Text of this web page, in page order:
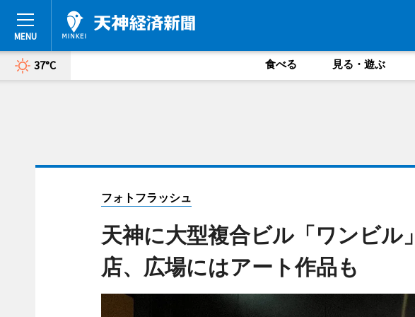
37°C 食べる 見る・遊ぶ
フォトフラッシュ
天神に大型複合ビル「ワンビ
店、広場にはアート作品も